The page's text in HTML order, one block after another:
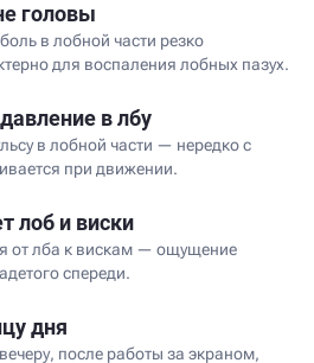
головы
в лобной части резко
для воспаления лобных пазух.
в лбу
в лобной части — нередко с
при движении.
лоб и виски
от лба к вискам — ощущение
спереди.
дня
после работы за экраном,